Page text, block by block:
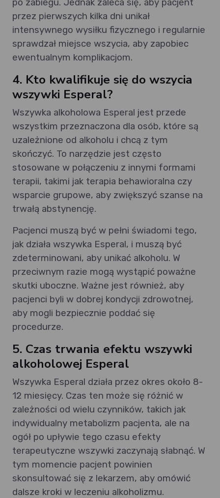
po zabiegu. Jednak zaleca się, aby pacjent
przez pierwszych kilka dni unikał
intensywnego wysiłku fizycznego i regularnie
sprawdzał miejsce wszycia, aby zapobiec
ewentualnym komplikacjom.
4. Kto kwalifikuje się do wszycia
wszywki Esperal?
Wszywka alkoholowa Esperal jest przede
wszystkim przeznaczona dla osób, które są
uzależnione od alkoholu i chcą z tym
skończyć. To narzędzie jest często
stosowane w połączeniu z innymi formami
terapii, takimi jak terapia behawioralna czy
wsparcie grupowe, aby zwiększyć szanse na
trwałą abstynencję.
Pacjenci muszą być w pełni świadomi tego,
jak działa wszywka Esperal, i muszą być
zdeterminowani, aby unikać alkoholu. W
przeciwnym razie mogą wystąpić poważne
skutki uboczne. Ważne jest również, aby
pacjenci byli w dobrej kondycji zdrowotnej,
aby mogli bezpiecznie poddać się
procedurze.
5. Czas trwania efektu wszywki
alkoholowej Esperal
Wszywka Esperal działa przez okres około 8-
12 miesięcy. Czas ten może się różnić w
zależności od wielu czynników, takich jak
indywidualny metabolizm pacjenta, ale na
ogół po upływie tego czasu efekty
terapeutyczne wszywki zaczynają słabnąć. W
tym momencie pacjent powinien
skonsultować się z lekarzem, aby omówić
dalsze kroki w leczeniu alkoholizmu.